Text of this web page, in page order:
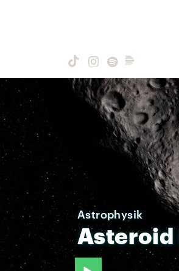
Astrophysik
Asteroid